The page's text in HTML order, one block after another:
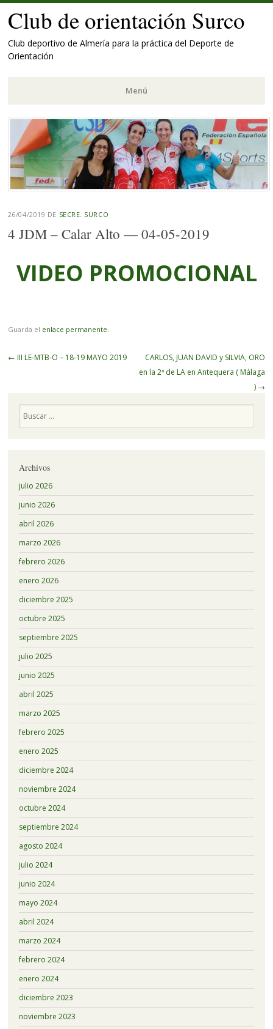
Club de orientación Surco
Club deportivo de Almería para la práctica del Deporte de
Orientación
Menú
Saltar
contenido.
26/04/2019 DE SECRE. SURCO
4 JDM – Calar Alto — 04-05-2019
VIDEO PROMOCIONAL
Guarda el enlace permanente.
Navegador
← III LE-MTB-O – 18-19 MAYO 2019
CARLOS, JUAN DAVID y SILVIA, ORO
en la 2ª de LA en Antequera ( Málaga
) →
Archivos
julio 2026
junio 2026
abril 2026
marzo 2026
febrero 2026
enero 2026
diciembre 2025
octubre 2025
septiembre 2025
julio 2025
junio 2025
abril 2025
marzo 2025
febrero 2025
enero 2025
diciembre 2024
noviembre 2024
octubre 2024
septiembre 2024
agosto 2024
julio 2024
junio 2024
mayo 2024
abril 2024
marzo 2024
febrero 2024
enero 2024
diciembre 2023
noviembre 2023